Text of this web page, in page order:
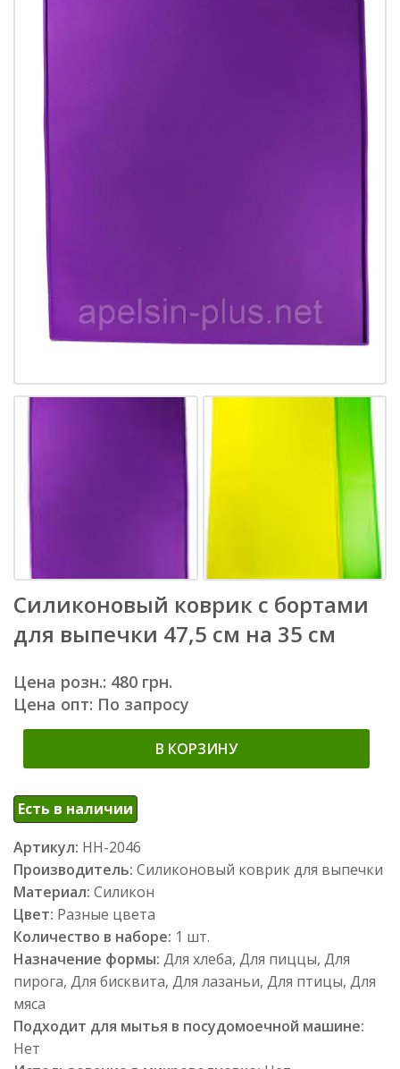
Силиконовый коврик с бортами
для выпечки 47,5 см на 35 см
Цена розн.: 480 грн.
Цена опт: По запросу
В КОРЗИНУ
Есть в наличии
Артикул: НН-2046
Производитель: Силиконовый коврик для выпечки
Материал: Силикон
Цвет: Разные цвета
Количество в наборе: 1 шт.
Назначение формы: Для хлеба, Для пиццы, Для
пирога, Для бисквита, Для лазаньи, Для птицы, Для
мяса
Подходит для мытья в посудомоечной машине:
Нет